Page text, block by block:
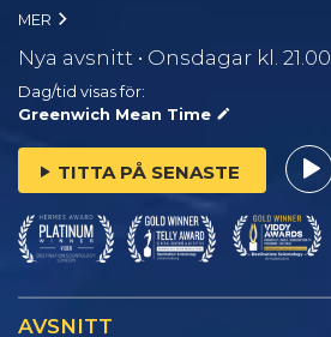
MER
Nya avsnitt • Onsdagar kl. 21.00
Dag/tid visas för:
Greenwich Mean Time
TITTA PÅ SENASTE
AVSNITT